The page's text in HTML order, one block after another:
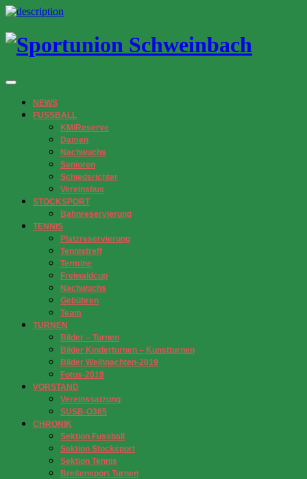
NEWS
FUSSBALL
KM/Reserve
Damen
Nachwuchs
Senioren
Schiedsrichter
Vereinsbus
STOCKSPORT
Bahnreservierung
TENNIS
Platzreservierung
Tennistreff
Termine
Freiwaldcup
Nachwuchs
Gebühren
Team
TURNEN
Bilder – Turnen
Bilder Kinderturnen – Kunstturnen
Bilder Weihnachten-2019
Fotos-2019
VORSTAND
Vereinssatzung
SUSB-O365
CHRONIK
Sektion Fussball
Sektion Stocksport
Sektion Tennis
Breitensport Turnen